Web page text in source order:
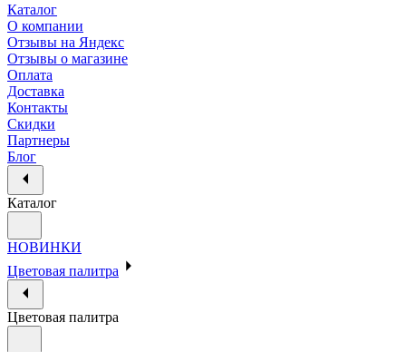
Каталог
О компании
Отзывы на Яндекс
Отзывы о магазине
Оплата
Доставка
Контакты
Скидки
Партнеры
Блог
Каталог
НОВИНКИ
Цветовая палитра
Цветовая палитра